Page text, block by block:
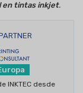
en tintas inkjet.
INKTEC desde